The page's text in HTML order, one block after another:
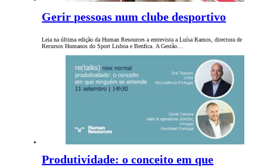
Gerir pessoas num clube desportivo
Leia na última edição da Human Resources a entrevista a Luísa Ramos, directora de
Recursos Humanos do Sport Lisboa e Benfica. A Gestão…
Produtividade: o conceito em que